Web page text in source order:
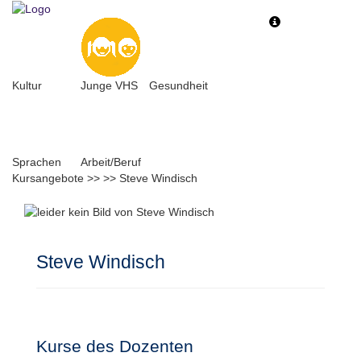
Toggle
Kultur Junge VHS Gesundheit
Sprachen
Arbeit/Beruf
Kursangebote >> >> Steve Windisch
Steve Windisch
Kurse des Dozenten